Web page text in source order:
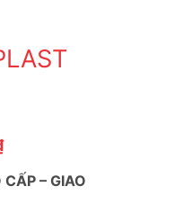
Giá
hiện
tại – GIAO